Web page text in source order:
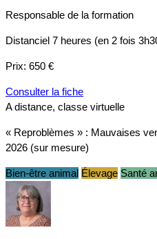
Responsable de la formation
Distanciel 7 heures (en 2 fois
Prix: 650 €
Consulter la fiche
A distance, classe virtuelle
« Reproblèmes » : Mauvaises
2026 (sur mesure)
Bien-être animal Élevage Santé